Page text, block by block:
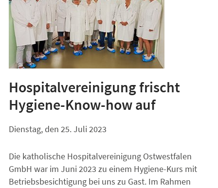
Hospitalvereinigung frischt
Hygiene-Know-how auf
Dienstag, den 25. Juli 2023
Die katholische Hospitalvereinigung Ostwestfalen
GmbH war im Juni 2023 zu einem Hygiene-Kurs mit
Betriebsbesichtigung bei uns zu Gast. Im Rahmen